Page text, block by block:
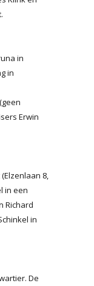
in
in
Erwin
8,
in een
Richard
in
De